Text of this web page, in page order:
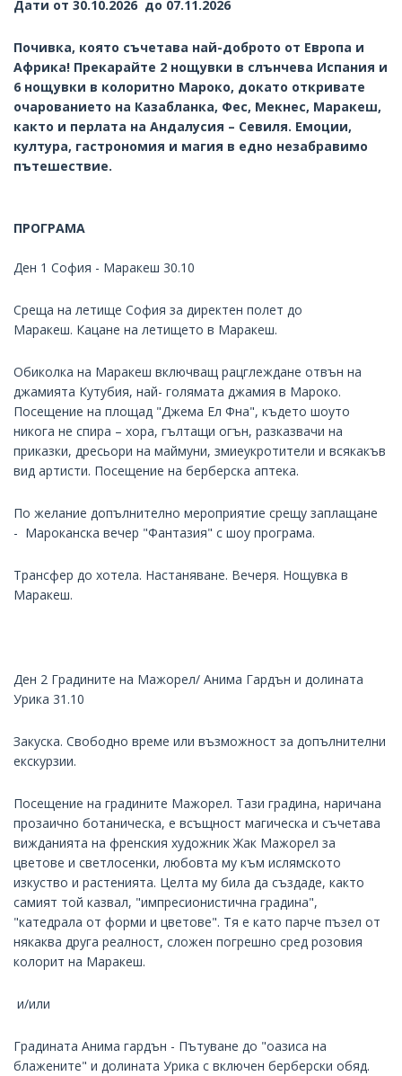
Дати от 30.10.2026 до 07.11.2026
Почивка, която съчетава най-доброто от Европа и
Африка! Прекарайте 2 нощувки в слънчева Испания и
6 нощувки в колоритно Мароко, докато откривате
очарованието на Казабланка, Фес, Мекнес, Маракеш,
както и перлaта на Андалусия – Севиля. Емоции,
култура, гастрономия и магия в едно незабравимо
пътешествие.
ПРОГРАМА
Ден 1 София - Маракеш 30.10
Среща на летище София за директен полет до
Маракеш. Кацане на летището в Маракеш.
Обиколка на Маракеш включващ рацглеждане отвън на
джамията Кутубия, най- голямата джамия в Мароко.
Посещение на площад "Джема Ел Фна", където шоуто
никога не спира – хора, гълтащи огън, разказвачи на
приказки, дресьори на маймуни, змиеукротители и всякакъв
вид артисти. Посещение на берберска аптека.
По желание допълнително мероприятие срещу заплащане
- Мароканска вечер "Фантазия" с шоу програма.
Трансфер до хотела. Настаняване. Вечеря. Нощувка в
Маракеш.
Ден 2 Градините на Мажорел/ Анима Гардън и долината
Урика 31.10
Закуска. Свободно време или възможност за допълнителни
екскурзии.
Посещение на градините Мажорел. Тази градина, наричана
прозаично ботаническа, е всъщност магическа и съчетава
вижданията на френския художник Жак Мажорел за
цветове и светлосенки, любовта му към ислямското
изкуство и растенията. Целта му била да създаде, както
самият той казвал, "импресионистична градина",
"катедрала от форми и цветове". Тя е като парче пъзел от
някаква друга реалност, сложен погрешно сред розовия
колорит на Маракеш.
и/или
Градината Анима гардън - Пътуване до "оазиса на
блажените" и долината Урика с включен берберски обяд.